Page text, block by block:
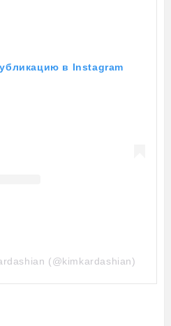
в Instagram
(@kimkardashian)